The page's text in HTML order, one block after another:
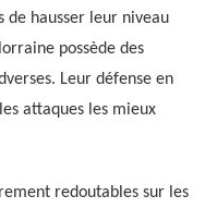
de hausser leur niveau
possède des
Leur défense en
attaques les mieux
redoutables sur les